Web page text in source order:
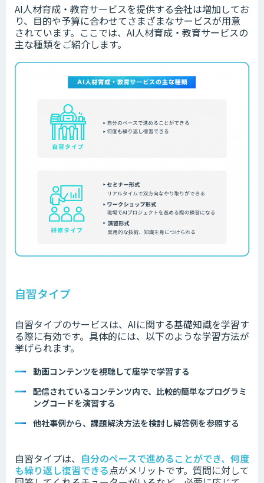
AI人材育成・教育サービスを提供する会社は増加してお
り、目的や予算に合わせてさまざまなサービスが用意
されています。 ここでは、AI人材育成・教育サービスの
主な種類をご紹介します。
自習タイプ
自習タイプのサービスは、AIに関する基礎知識を学習す
る際に有効です。具体的には、以下のような学習方法が
挙げられます。
動画コンテンツを視聴して座学で学習する
配信されているコンテンツ内で、比較的簡単なプログラミ
ングコードを演習する
他社事例から、課題解決方法を検討し解答例を参照する
自習タイプは、 自分のペースで進めることができ、何度
も繰り返し復習できる点がメリットです。質問に対して